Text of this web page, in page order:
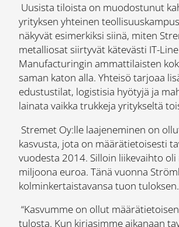
Uusista tiloista on muodostunut
yrityksen yhteinen
näkyvät esimerkiksi siinä, miten
metalliosat siirtyvät kätevästi IT-Line
Manufacturingin ammattilaisten
saman katon alla. Yhteisö tarjoaa
edustustilat, logistisia hyötyjä ja
lainata vaikka trukkeja yritykseltä
Stremet Oy:lle laajeneminen on
kasvusta, jota on määrätietoisesti
vuodesta 2014. Silloin liikevaihto oli
miljoona euroa. Tänä vuonna
kolminkertaistavansa tuon tuloksen.
“Kasvumme on ollut
tulosta. Kun kirjasimme aikanaan